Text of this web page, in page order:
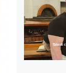
Talenti